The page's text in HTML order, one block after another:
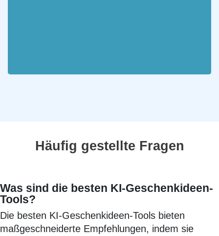
Häufig gestellte Fragen
Was sind die besten KI-Geschenkideen-
Tools?
Die besten KI-Geschenkideen-Tools bieten
maßgeschneiderte Empfehlungen, indem sie